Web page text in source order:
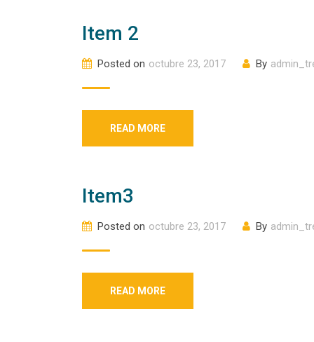
Item 2
Posted on octubre 23, 2017 By
READ MORE
Item3
Posted on octubre 23, 2017 By
READ MORE